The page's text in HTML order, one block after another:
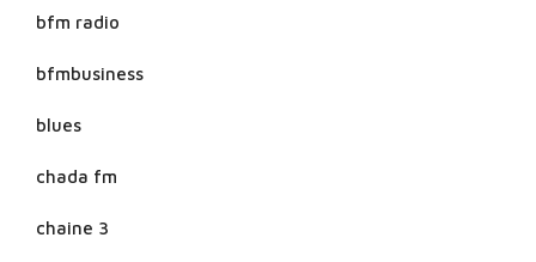
bfm radio
bfmbusiness
blues
chada fm
chaine 3